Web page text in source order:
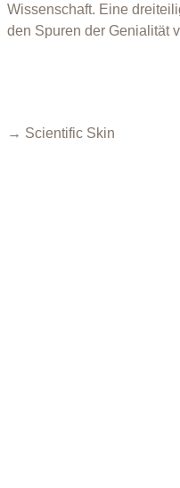
Wissenschaft. Eine
den Spuren der Genialität
→ Scientific Skin